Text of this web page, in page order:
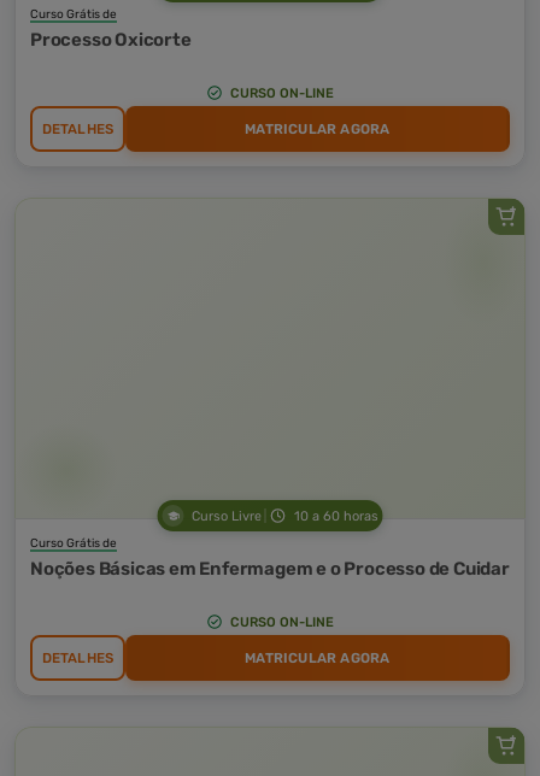
Curso Grátis de
Processo Oxicorte
CURSO ON-LINE
DETALHES MATRICULAR AGORA
Curso Livre 10 a 60 horas
Curso Grátis de
Noções Básicas em Enfermagem e o Processo de Cuidar
CURSO ON-LINE
DETALHES MATRICULAR AGORA